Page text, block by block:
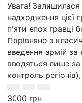
Увага!
надходження цієї
п'яти епох гравці
Порівняно з
введення армій за
вводяться лише за
контроль
3000 грн